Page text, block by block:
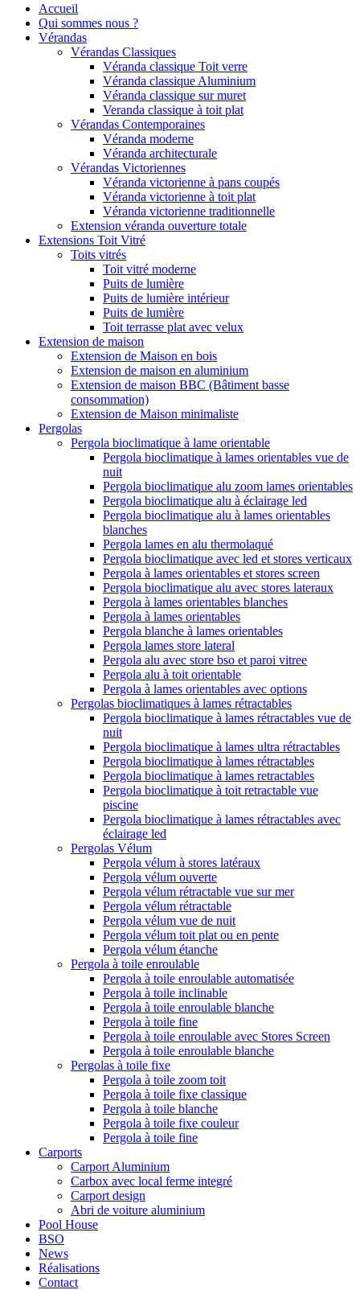
Accueil
Qui sommes nous ?
Vérandas
Vérandas Classiques
Véranda classique Toit verre
Véranda classique Aluminium
Véranda classique sur muret
Veranda classique à toit plat
Vérandas Contemporaines
Véranda moderne
Véranda architecturale
Vérandas Victoriennes
Véranda victorienne à pans coupés
Véranda victorienne à toit plat
Véranda victorienne traditionnelle
Extension véranda ouverture totale
Extensions Toit Vitré
Toits vitrés
Toit vitré moderne
Puits de lumière
Puits de lumière intérieur
Puits de lumière
Toit terrasse plat avec velux
Extension de maison
Extension de Maison en bois
Extension de maison en aluminium
Extension de maison BBC (Bâtiment basse
consommation)
Extension de Maison minimaliste
Pergolas
Pergola bioclimatique à lame orientable
Pergola bioclimatique à lames orientables vue de
nuit
Pergola bioclimatique alu zoom lames orientables
Pergola bioclimatique alu à éclairage led
Pergola bioclimatique alu à lames orientables
blanches
Pergola lames en alu thermolaqué
Pergola bioclimatique avec led et stores verticaux
Pergola à lames orientables et stores screen
Pergola bioclimatique alu avec stores lateraux
Pergola à lames orientables blanches
Pergola à lames orientables
Pergola blanche à lames orientables
Pergola lames store lateral
Pergola alu avec store bso et paroi vitree
Pergola alu à toit orientable
Pergola à lames orientables avec options
Pergolas bioclimatiques à lames rétractables
Pergola bioclimatique à lames rétractables vue de
nuit
Pergola bioclimatique à lames ultra rétractables
Pergola bioclimatique à lames rétractables
Pergola bioclimatique à lames retractables
Pergola bioclimatique à toit retractable vue
piscine
Pergola bioclimatique à lames rétractables avec
éclairage led
Pergolas Vélum
Pergola vélum à stores latéraux
Pergola vélum ouverte
Pergola vélum rétractable vue sur mer
Pergola vélum rétractable
Pergola vélum vue de nuit
Pergola vélum toit plat ou en pente
Pergola vélum étanche
Pergola à toile enroulable
Pergola à toile enroulable automatisée
Pergola à toile inclinable
Pergola à toile enroulable blanche
Pergola à toile fine
Pergola à toile enroulable avec Stores Screen
Pergola à toile enroulable blanche
Pergolas à toile fixe
Pergola à toile zoom toit
Pergola à toile fixe classique
Pergola à toile blanche
Pergola à toile fixe couleur
Pergola à toile fine
Carports
Carport Aluminium
Carbox avec local ferme integré
Carport design
Abri de voiture aluminium
Pool House
BSO
News
Réalisations
Contact